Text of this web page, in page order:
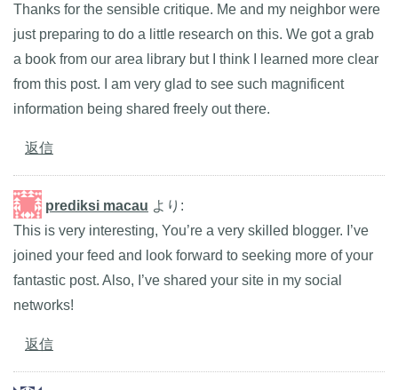
Thanks for the sensible critique. Me and my neighbor were
just preparing to do a little research on this. We got a grab
a book from our area library but I think I learned more clear
from this post. I am very glad to see such magnificent
information being shared freely out there.
返信
prediksi macau より:
This is very interesting, You’re a very skilled blogger. I’ve
joined your feed and look forward to seeking more of your
fantastic post. Also, I’ve shared your site in my social
networks!
返信